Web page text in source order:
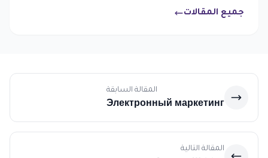
جميع المقالات
المقالة السابقة
Электронный маркетинг
المقالة التالية